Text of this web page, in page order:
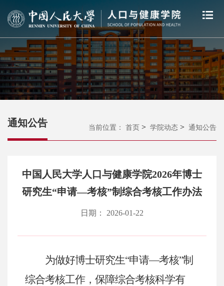
通知公告 当前位置： 首页 > 学院动态 > 通知公告
中国人民大学人口与健康学院2026年博士
研究生“申请—考核”制综合考核工作办法
日期： 2026-01-22
为做好博士研究生“申请—考核”制
综合考核工作，保障综合考核科学有